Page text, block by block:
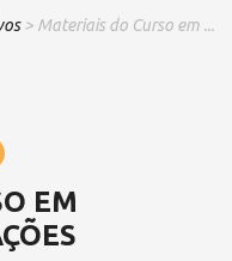
> Materiais do Curso em ...
EM